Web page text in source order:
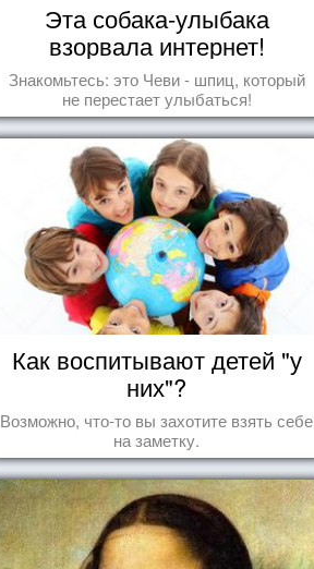
Эта собака-улыбака
взорвала интернет!
Знакомьтесь: это Чеви - шпиц, который
не перестает улыбаться!
Как воспитывают детей "у
них"?
Возможно, что-то вы захотите взять себе
на заметку.